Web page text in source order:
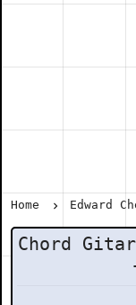
Home Edward
Chord